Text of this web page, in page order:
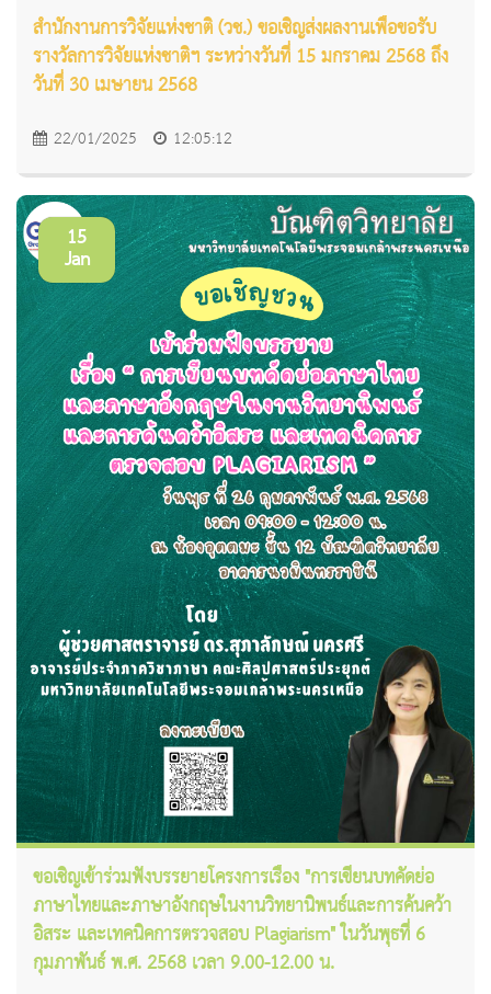
สำนักงานการวิจัยแห่งชาติ (วช.) ขอเชิญส่งผลงานเพื่อขอรับ
รางวัลการวิจัยแห่งชาติฯ ระหว่างวันที่ 15 มกราคม 2568 ถึง
วันที่ 30 เมษายน 2568
22/01/2025 12:05:12
15
Jan
ขอเชิญเข้าร่วมฟังบรรยายโครงการเรื่อง "การเขียนบทคัดย่อ
ภาษาไทยและภาษาอังกฤษในงานวิทยานิพนธ์และการค้นคว้า
อิสระ และเทคนิคการตรวจสอบ Plagiarism" ในวันพุธที่ 6
กุมภาพันธ์ พ.ศ. 2568 เวลา 9.00-12.00 น.